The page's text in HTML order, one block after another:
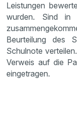
Leistungen
wurden. Sind in
Beurteilung des
Schulnote
Verweis auf die
eingetragen.